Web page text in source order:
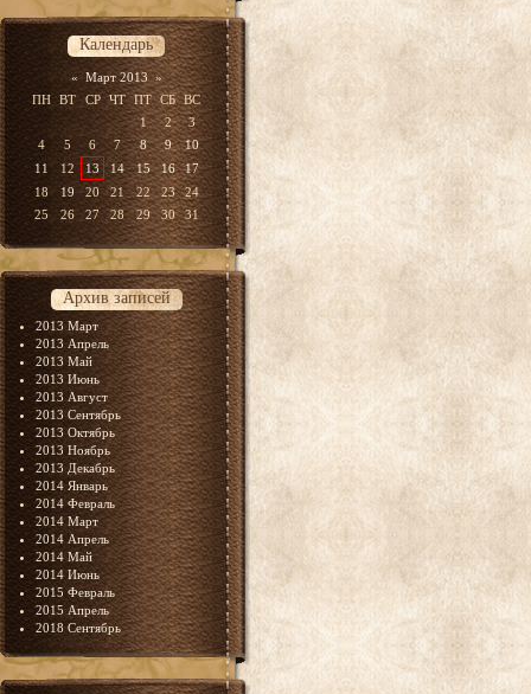
Календарь
« Март 2013 »
ПН ВТ СР ЧТ ПТ СБ ВС
1
2
3
4
5 6 7 8 9
10
11
12 13 14 15 16
17
18
19 20 21 22 23
24
25
26 27 28 29 30 31
Архив записей
2013 Март
2013 Апрель
2013 Май
2013 Июнь
2013 Август
2013 Сентябрь
2013 Октябрь
2013 Ноябрь
2013 Декабрь
2014 Январь
2014 Февраль
2014 Март
2014 Апрель
2014 Май
2014 Июнь
2015 Февраль
2015 Апрель
2018 Сентябрь